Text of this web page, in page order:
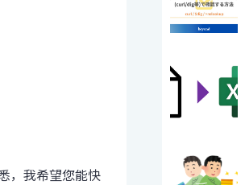
，我希望您能快